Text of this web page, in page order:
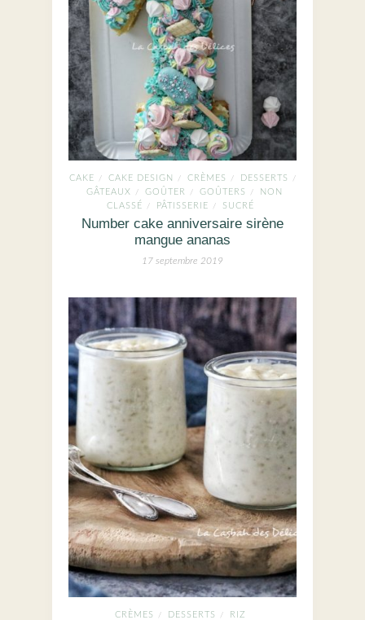
CAKE / CAKE DESIGN / CRÈMES / DESSERTS /
GÂTEAUX / GOÛTER / GOÛTERS /
NON
CLASSÉ
/ PÂTISSERIE / SUCRÉ
Number cake anniversaire sirène
mangue ananas
17 septembre 2019
CRÈMES / DESSERTS / RIZ